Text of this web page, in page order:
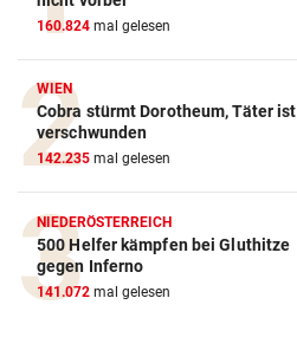
160.824 mal gelesen
WIEN
Cobra stürmt Dorotheum, Täter ist
verschwunden
142.235 mal gelesen
NIEDERÖSTERREICH
500 Helfer kämpfen bei Gluthitze
gegen Inferno
141.072 mal gelesen